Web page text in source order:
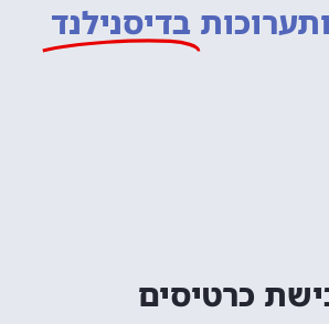
בדיסנילנד
כרטיסים